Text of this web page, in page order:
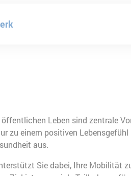
Leben sind zentrale
zu einem positiven
aus.
Sie dabei, Ihre Mobilität